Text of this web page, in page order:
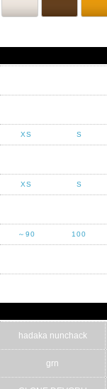
XS S
XS S
～90 100
hadaka nunchack
grn